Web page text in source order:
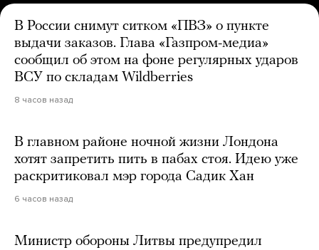
В России снимут ситком «ПВЗ» о пункте
выдачи заказов. Глава «Газпром-медиа»
сообщил об этом на фоне регулярных ударов
ВСУ по складам Wildberries
8 часов назад
В главном районе ночной жизни Лондона
хотят запретить пить в пабах стоя. Идею уже
раскритиковал мэр города Садик Хан
6 часов назад
Министр обороны Литвы предупредил